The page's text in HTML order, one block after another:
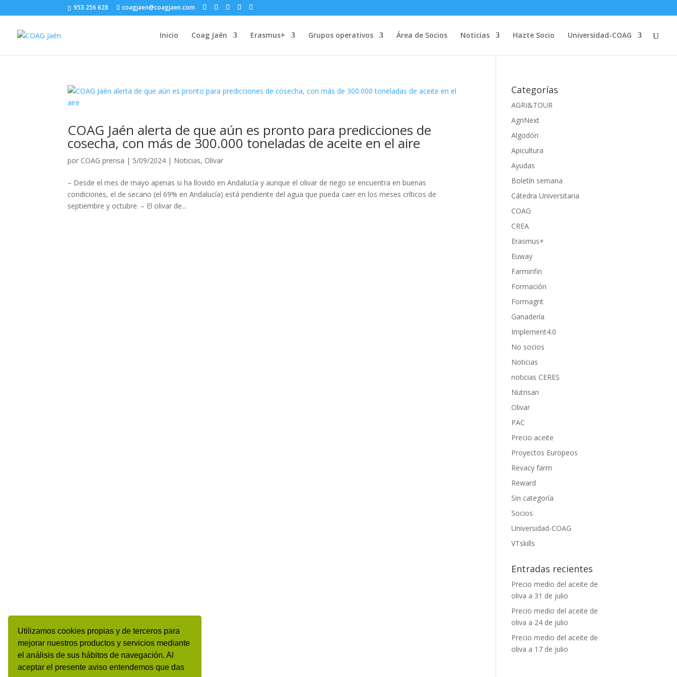
Utilizamos cookies propias y de terceros para
mejorar nuestros productos y servicios mediante
el análisis de sus hábitos de navegación. Al
aceptar el presente aviso entendemos que das
953 256 628 coagjaen@coagjaen.com
Inicio Coag Jaén Erasmus+ Grupos operativos Área de Socios Noticias Hazte Socio Universidad-COAG
COAG Jaén alerta de que aún es pronto para predicciones de
cosecha, con más de 300.000 toneladas de aceite en el aire
por COAG prensa | 5/09/2024 | Noticias, Olivar
– Desde el mes de mayo apenas si ha llovido en Andalucía y aunque el olivar de riego se encuentra en buenas
condiciones, el de secano (el 69% en Andalucía) está pendiente del agua que pueda caer en los meses críticos de
septiembre y octubre. – El olivar de...
Categorías
AGRI&TOUR
AgriNext
Algodón
Apicultura
Ayudas
Boletín semana
Cátedra Universitaria
COAG
CREA
Erasmus+
Euway
Farminfin
Formación
Formagrit
Ganadería
Implement4.0
No socios
Noticias
noticias CERES
Nutrisan
Olivar
PAC
Precio aceite
Proyectos Europeos
Revacy farm
Reward
Sin categoría
Socios
Universidad-COAG
VTskills
Entradas recientes
Precio medio del aceite de
oliva a 31 de julio
Precio medio del aceite de
oliva a 24 de julio
Precio medio del aceite de
oliva a 17 de julio